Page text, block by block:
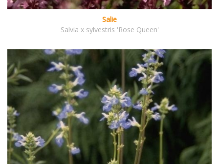
Salie
Salvia x sylvestris 'Rose Queen'